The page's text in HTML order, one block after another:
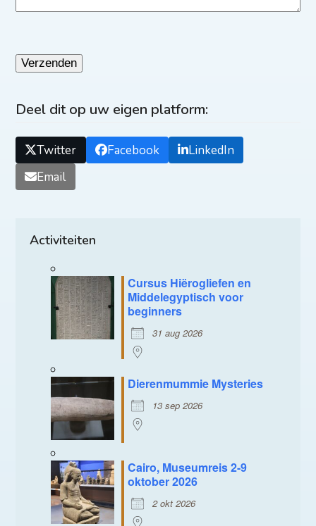
Deel dit op uw eigen platform:
Twitter Facebook
LinkedIn
Email
Activiteiten
Cursus Hiërogliefen en
Middelegyptisch voor
beginners
31 aug 2026
Dierenmummie Mysteries
13 sep 2026
Cairo, Museumreis 2-9
oktober 2026
2 okt 2026